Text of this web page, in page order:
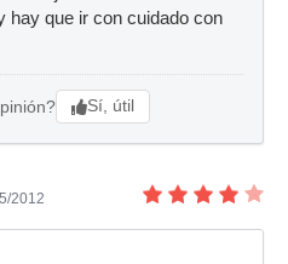
hay que ir con cuidado con
Sí, útil
2012